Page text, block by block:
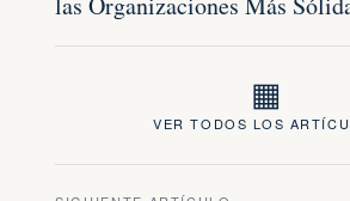
▦
VER TODOS LOS